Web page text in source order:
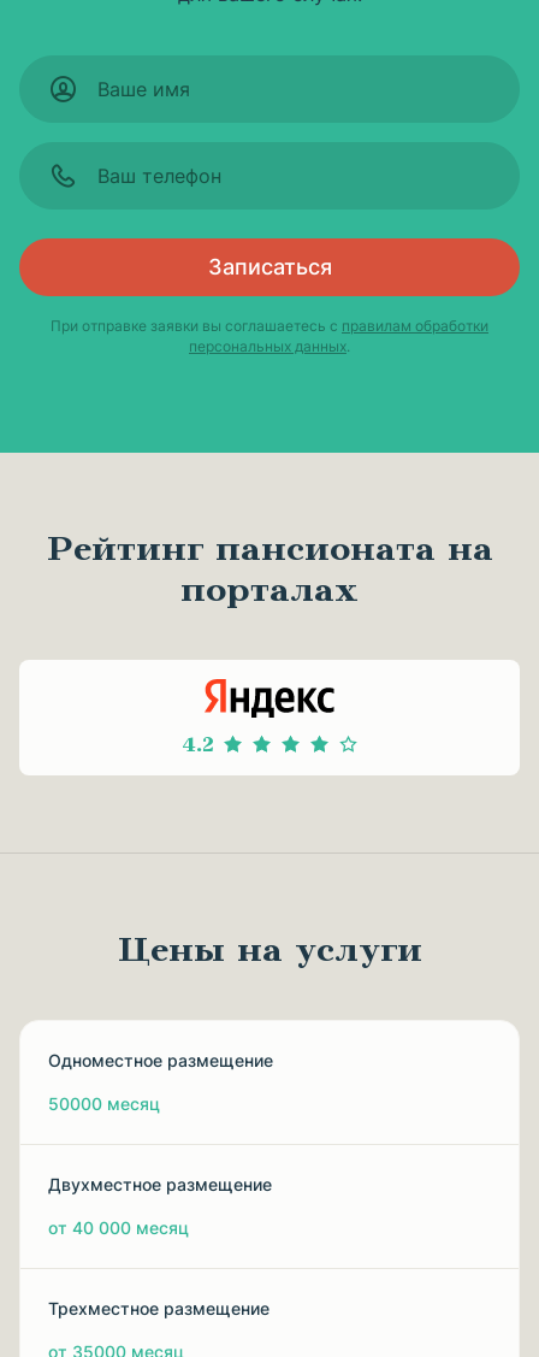
Записаться
При отправке заявки вы соглашаетесь с правилам обработки
персональных данных.
Рейтинг пансионата на
порталах
4.2
Цены на услуги
Одноместное размещение
50000 месяц
Двухместное размещение
от 40 000 месяц
Трехместное размещение
от 35000 месяц